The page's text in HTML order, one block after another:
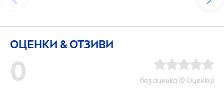
ОЦЕНКИ & ОТЗИВИ
0 без оценка (0 Оценки)